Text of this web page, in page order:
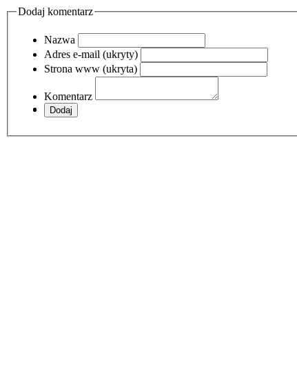
Dodaj komentarz
Nazwa
Adres e-mail (ukryty)
Strona www (ukryta)
Komentarz